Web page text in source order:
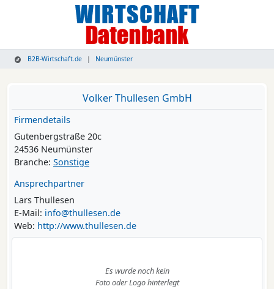
B2B-Wirtschaft.de Neumünster
Volker Thullesen GmbH
Firmendetails
Gutenbergstraße 20c
24536 Neumünster
Branche: Sonstige
Ansprechpartner
Lars Thullesen
E-Mail: info@thullesen.de
Web: http://www.thullesen.de
Es wurde noch kein
Foto oder Logo hinterlegt